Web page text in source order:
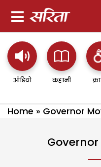
ऑडियो कहानी
Home » Governor
Governor